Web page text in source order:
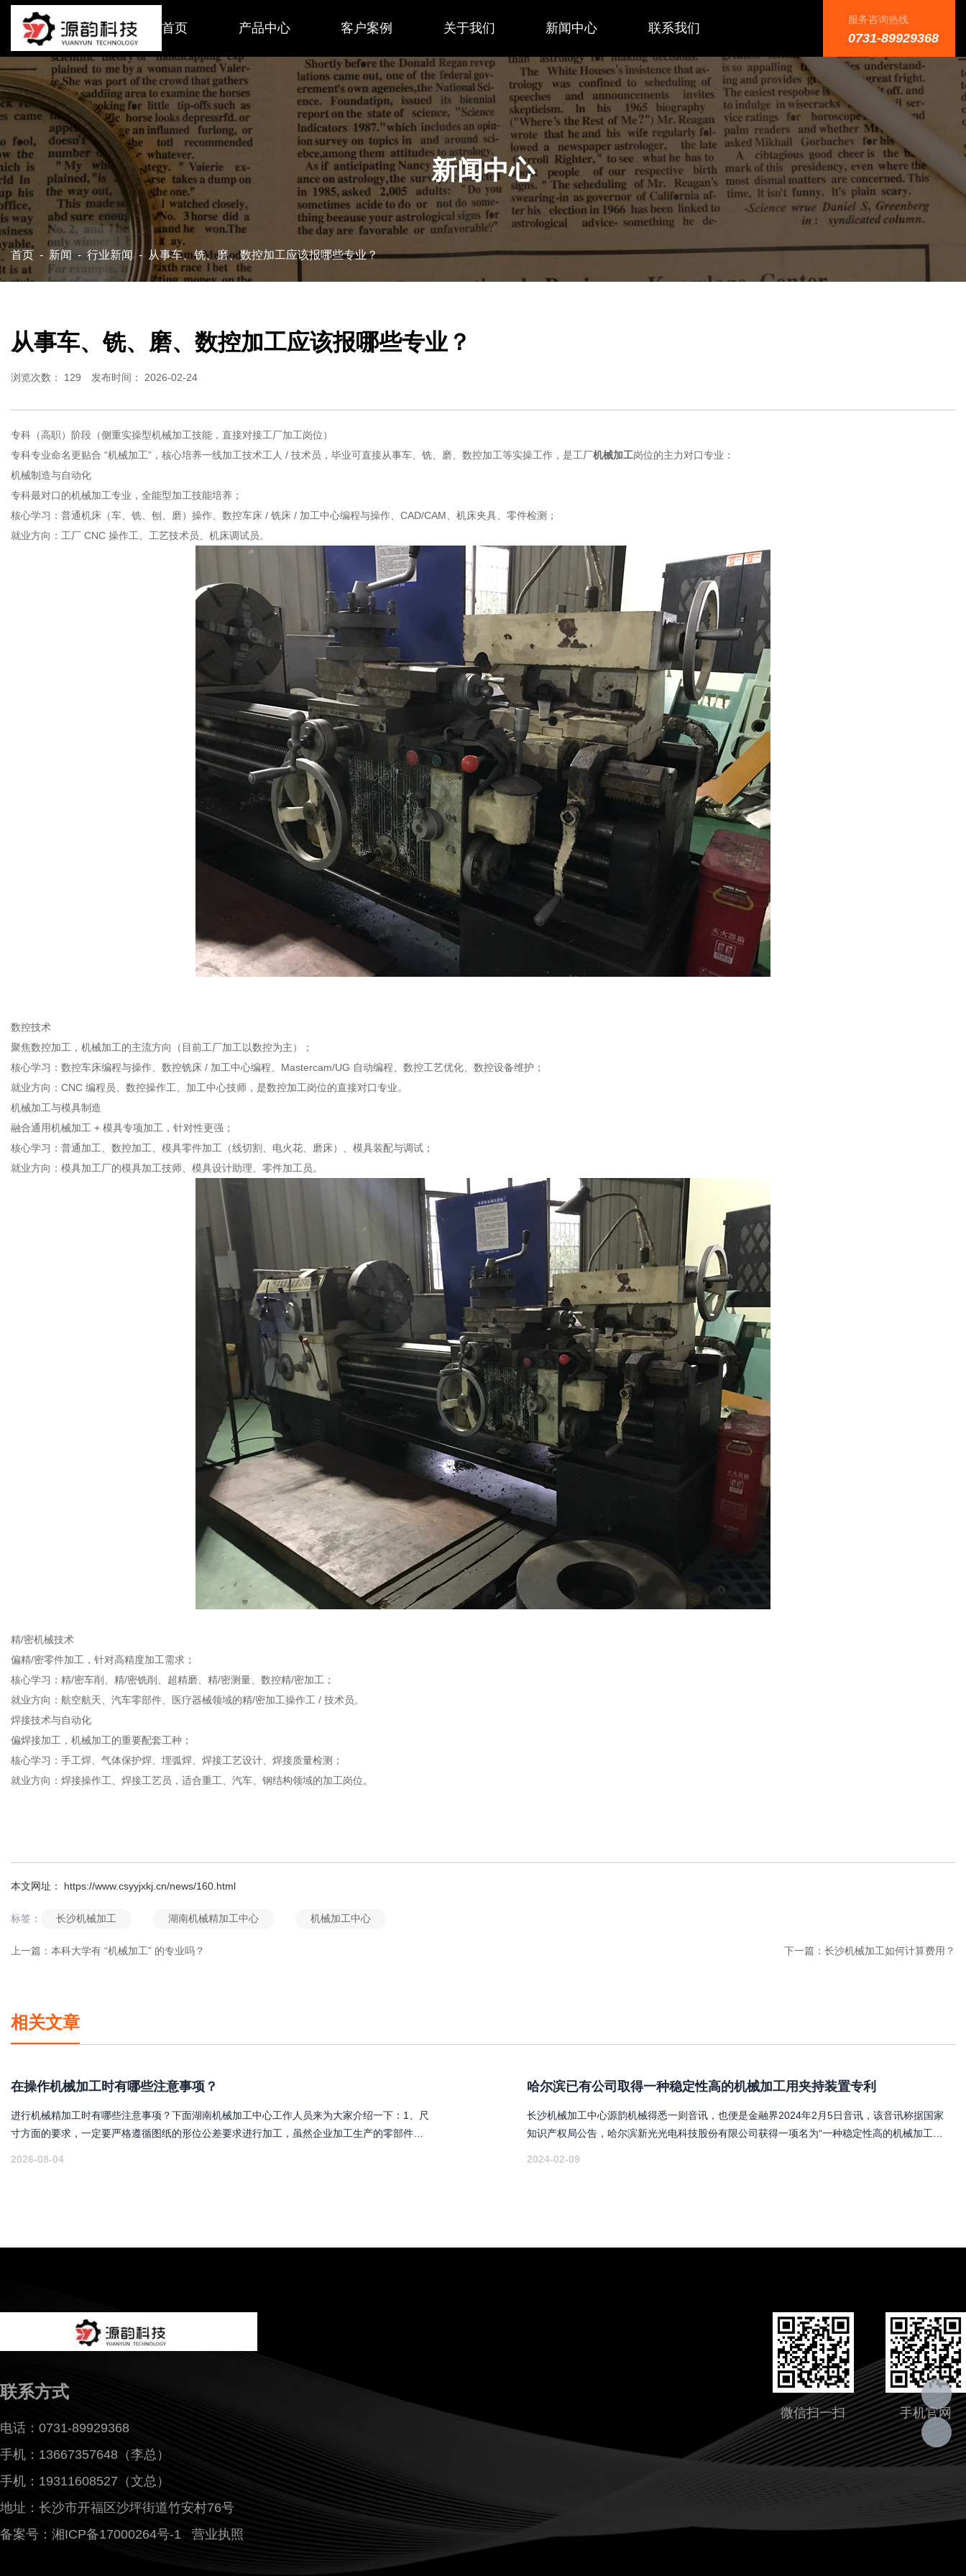
首页 产品中心 客户案例 关于我们 新闻中心 联系我们
服务咨询热线
0731-89929368
新闻中心
首页 - 新闻 - 行业新闻 - 从事车、铣、磨、数控加工应该报哪些专业？
从事车、铣、磨、数控加工应该报哪些专业？
浏览次数： 129 发布时间： 2026-02-24
专科（高职）阶段（侧重实操型机械加工技能，直接对接工厂加工岗位）
专科专业命名更贴合 “机械加工”，核心培养一线加工技术工人 / 技术员，毕业可直接从事车、铣、磨、数控加工等实操工作，是工厂机械加工岗位的主力对口专业：
机械制造与自动化
专科最对口的机械加工专业，全能型加工技能培养；
核心学习：普通机床（车、铣、刨、磨）操作、数控车床 / 铣床 / 加工中心编程与操作、CAD/CAM、机床夹具、零件检测；
就业方向：工厂 CNC 操作工、工艺技术员、机床调试员。
数控技术
聚焦数控加工，机械加工的主流方向（目前工厂加工以数控为主）；
核心学习：数控车床编程与操作、数控铣床 / 加工中心编程、Mastercam/UG 自动编程、数控工艺优化、数控设备维护；
就业方向：CNC 编程员、数控操作工、加工中心技师，是数控加工岗位的直接对口专业。
机械加工与模具制造
融合通用机械加工 + 模具专项加工，针对性更强；
核心学习：普通加工、数控加工、模具零件加工（线切割、电火花、磨床）、模具装配与调试；
就业方向：模具加工厂的模具加工技师、模具设计助理、零件加工员。
精/密机械技术
偏精/密零件加工，针对高精度加工需求；
核心学习：精/密车削、精/密铣削、超精磨、精/密测量、数控精/密加工；
就业方向：航空航天、汽车零部件、医疗器械领域的精/密加工操作工 / 技术员。
焊接技术与自动化
偏焊接加工，机械加工的重要配套工种；
核心学习：手工焊、气体保护焊、埋弧焊、焊接工艺设计、焊接质量检测；
就业方向：焊接操作工、焊接工艺员，适合重工、汽车、钢结构领域的加工岗位。
本文网址： https://www.csyyjxkj.cn/news/160.html
标签： 长沙机械加工 湖南机械精加工中心 机械加工中心
上一篇： 本科大学有 “机械加工” 的专业吗？ 下一篇： 长沙机械加工如何计算费用？
相关文章
在操作机械加工时有哪些注意事项？
进行机械精加工时有哪些注意事项？下面湖南机械加工中心工作人员来为大家介绍一下：1、尺
寸方面的要求，一定要严格遵循图纸的形位公差要求进行加工，虽然企业加工生产的零部件在
2026-08-04
哈尔滨已有公司取得一种稳定性高的机械加工用夹持装置专利
长沙机械加工中心源韵机械得悉一则音讯，也便是金融界2024年2月5日音讯，该音讯称据国家
知识产权局公告，哈尔滨新光光电科技股份有限公司获得一项名为“一种稳定性高的机械加工用
2024-02-09
联系方式
电话：0731-89929368
手机：13667357648（李总）
手机：19311608527（文总）
地址：长沙市开福区沙坪街道竹安村76号
备案号：湘ICP备17000264号-1
营业执照
微信扫一扫 手机官网